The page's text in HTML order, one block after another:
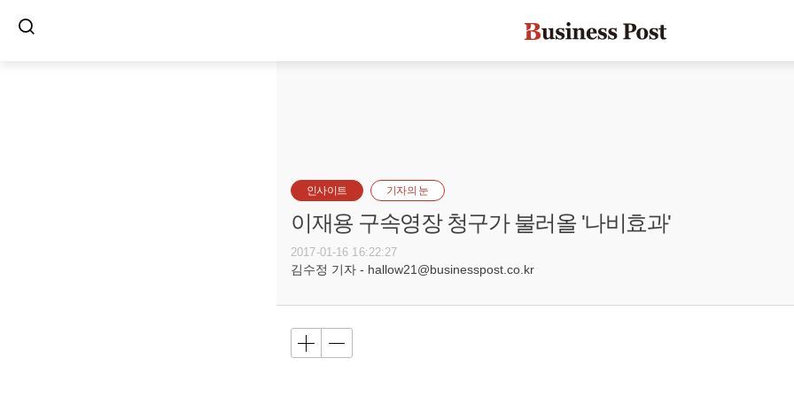
인사이트 기자의 눈
이재용 구속영장 청구가 불러올 '나비효과'
2017-01-16 16:22:27
김수정 기자 - hallow21@businesspost.co.kr